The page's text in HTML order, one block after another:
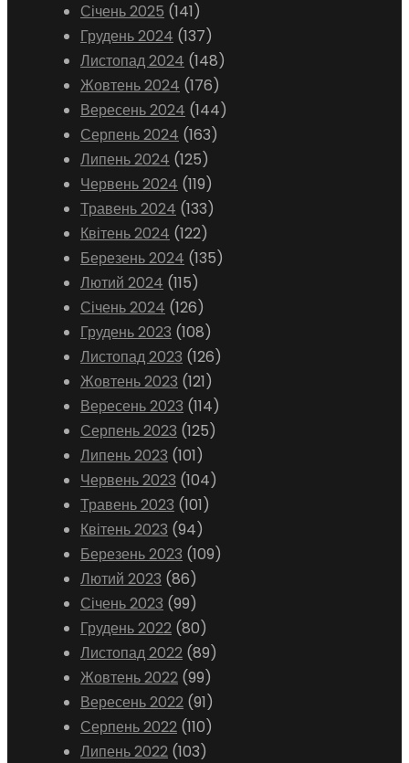
Січень 2025 (141)
Грудень 2024 (137)
Листопад 2024 (148)
Жовтень 2024 (176)
Вересень 2024 (144)
Серпень 2024 (163)
Липень 2024 (125)
Червень 2024 (119)
Травень 2024 (133)
Квітень 2024 (122)
Березень 2024 (135)
Лютий 2024 (115)
Січень 2024 (126)
Грудень 2023 (108)
Листопад 2023 (126)
Жовтень 2023 (121)
Вересень 2023 (114)
Серпень 2023 (125)
Липень 2023 (101)
Червень 2023 (104)
Травень 2023 (101)
Квітень 2023 (94)
Березень 2023 (109)
Лютий 2023 (86)
Січень 2023 (99)
Грудень 2022 (80)
Листопад 2022 (89)
Жовтень 2022 (99)
Вересень 2022 (91)
Серпень 2022 (110)
Липень 2022 (103)